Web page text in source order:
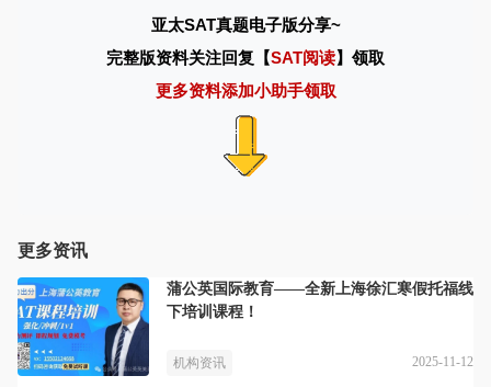
亚太SAT真题电子版分享~
完整版资料关注回复【SAT阅读】领取
更多资料添加小助手领取
更多资讯
蒲公英国际教育——全新上海徐汇寒假托福线
下培训课程！
机构资讯 2025-11-12